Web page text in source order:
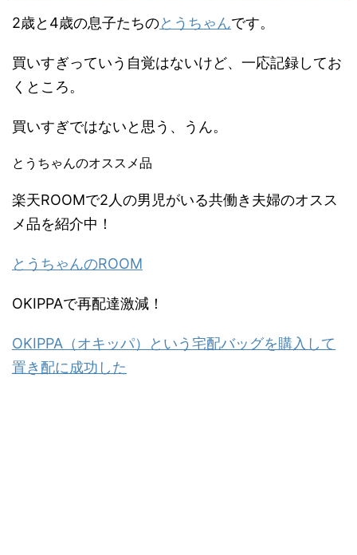
2歳と4歳の息子たちのとうちゃんです。
買いすぎっていう自覚はないけど、一応記録してお
くところ。
買いすぎではないと思う、うん。
とうちゃんのオススメ品
楽天ROOMで2人の男児がいる共働き夫婦のオスス
メ品を紹介中！
とうちゃんのROOM
OKIPPAで再配達激減！
OKIPPA（オキッパ）という宅配バッグを購入して
置き配に成功した